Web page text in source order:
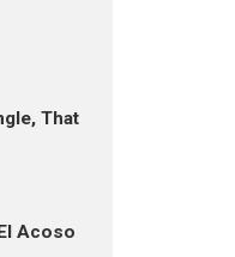
That
Acoso